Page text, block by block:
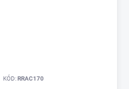
KÓD:RRAC170